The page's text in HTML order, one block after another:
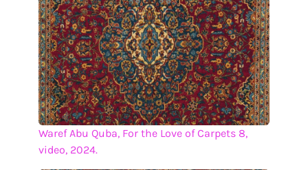
Waref Abu Quba, For the Love of Carpets 8,
video, 2024.